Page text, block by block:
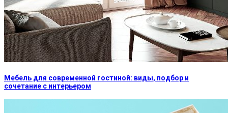
Мебель для современной гостиной: виды, подбор и
сочетание с интерьером